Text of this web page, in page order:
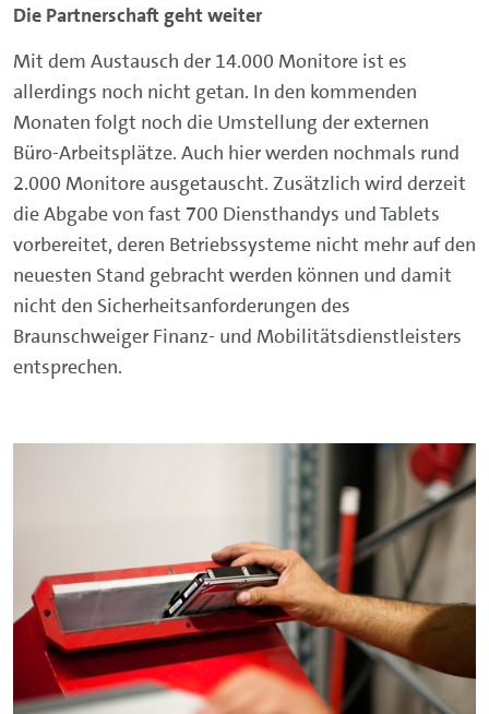
Die Partnerschaft geht weiter
Mit dem Austausch der 14.000 Monitore ist es
allerdings noch nicht getan. In den kommenden
Monaten folgt noch die Umstellung der externen
Büro-Arbeitsplätze. Auch hier werden nochmals rund
2.000 Monitore ausgetauscht. Zusätzlich wird derzeit
die Abgabe von fast 700 Diensthandys und Tablets
vorbereitet, deren Betriebssysteme nicht mehr auf den
neuesten Stand gebracht werden können und damit
nicht den Sicherheitsanforderungen des
Braunschweiger Finanz- und Mobilitätsdienstleisters
entsprechen.